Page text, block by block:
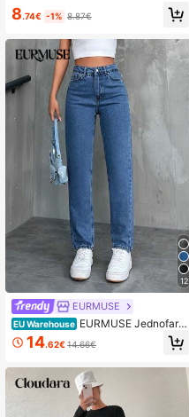
8.74€ -1% 8.87€
12
EURMUSE
EU Warehouse EURMUSE Jednofare
bné džínsy s rovnými nohami
14.62€14.66€